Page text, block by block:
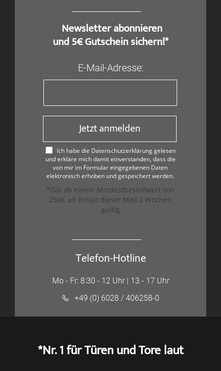
​ Newsletter abonnieren
und 5€ Gutschein sichern!*
E-Mail-Adresse:
Jetzt anmelden
Ich habe die Datenschutzerklärung gelesen
und erkläre mich damit einverstanden, dass die
von mir im Formular eingegebenen Daten
elektronisch erhoben und gespeichert werden.
*Gilt ab einem Mindestbestellwert von
250€, ab Erhalt dieser Mail 2 Wochen
gültig
Telefon-Hotline
Mo - Fr: 8:30 - 12 Uhr | 13 - 17 Uhr
+49 (0) 6028 / 406258-0
*Nr. 1 für Türen und Tore laut